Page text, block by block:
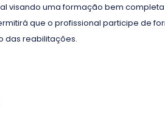
visando uma formação bem
que o profissional participe de
das reabilitações.